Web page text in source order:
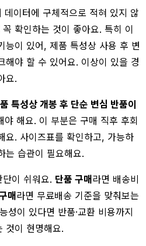
이터에 구체적으로 적혀 있지 않
확인하는 것이 좋아요. 특히 이
능이 있어, 제품 특성상 사용 후 변
해야 할 수 있어요. 이상이 있을 경
요.
특성상 개봉 후 단순 변심 반품이
야 해요. 이 부분은 구매 직후 후회
요. 사이즈표를 확인하고, 가능하
는 습관이 필요해요.
이 쉬워요. 단품 구매라면 배송비
매라면 무료배송 기준을 맞춰보는
성이 있다면 반품·교환 비용까지
것이 현명해요.